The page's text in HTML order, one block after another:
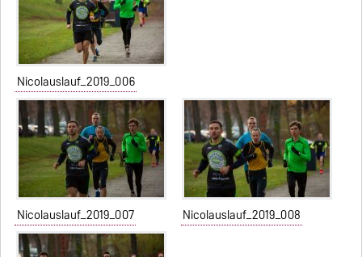
Nicolauslauf_2019_006
Nicolauslauf_2019_007 Nicolauslauf_2019_008